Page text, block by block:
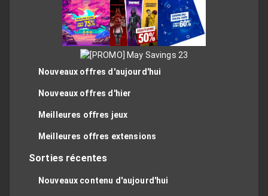
Nouveaux offres d'aujourd'hui
Nouveaux offres d'hier
Meilleures offres jeux
Meilleures offres extensions
Sorties récentes
Nouveaux contenu d'aujourd'hui